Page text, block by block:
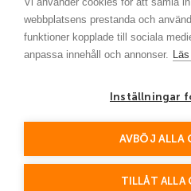
webbplatsens prestanda och
funktioner kopplade till sociala
anpassa innehåll och annonser.
Inställningar
AVBÖJ ALLA
TILLÅT ALLA
This site is protected by
Policy and Terms